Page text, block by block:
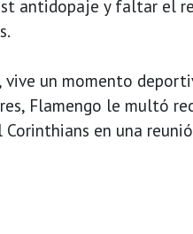
antidopaje y faltar el
vive un momento
Flamengo le multó
en una